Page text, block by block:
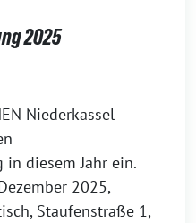
2025
Niederkassel
diesem Jahr ein.
2025,
Staufenstraße 1,